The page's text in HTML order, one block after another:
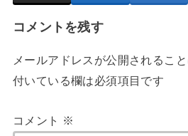
コメントを残す
メールアドレスが公開されること
付いている欄は必須項目です
コメント ※